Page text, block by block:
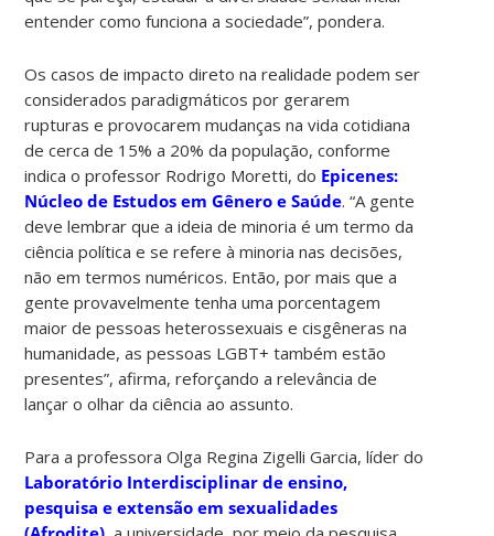
entender como funciona a sociedade”, pondera.
Os casos de impacto direto na realidade podem ser
considerados paradigmáticos por gerarem
rupturas e provocarem mudanças na vida cotidiana
de cerca de 15% a 20% da população, conforme
indica o professor Rodrigo Moretti, do Epicenes:
Núcleo de Estudos em Gênero e Saúde. “A gente
deve lembrar que a ideia de minoria é um termo da
ciência política e se refere à minoria nas decisões,
não em termos numéricos. Então, por mais que a
gente provavelmente tenha uma porcentagem
maior de pessoas heterossexuais e cisgêneras na
humanidade, as pessoas LGBT+ também estão
presentes”, afirma, reforçando a relevância de
lançar o olhar da ciência ao assunto.
Para a professora Olga Regina Zigelli Garcia, líder do
Laboratório Interdisciplinar de ensino,
pesquisa e extensão em sexualidades